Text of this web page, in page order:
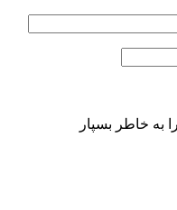
به خاطر بسپار